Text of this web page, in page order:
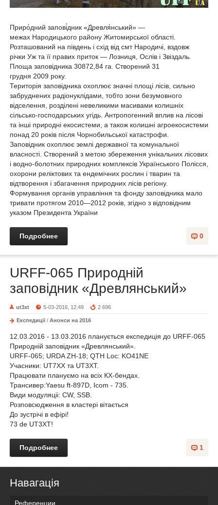
Приро́дний запові́дник «Древля́нський» —
межах Народицького району Житомирської області.
Розташований на південь і схід від смт Народичі, вздовж
річки Уж та її правих приток — Лозниця, Ослів і Звіздаль.
Площа заповідника 30872,84 га. Створений 31
грудня 2009 року.
Територія заповідника охоплює значні площі лісів, сильно
забруднених радіонуклідами, тобто зони безумовного
відселення, розділені невеликими масивами колишніх
сільсько-господарських угідь. Антропогенний вплив на лісові
та інші природні екосистеми, а також колишні агроекосистеми
понад 20 років після Чорнобильської катастрофи.
Заповідник охоплює землі державної та комунальної
власності. Створений з метою збереження унікальних лісових
і водно-болотних природних комплексів Українського Полісся,
охорони реліктових та ендемічних рослин і тварин та
відтворення і збагачення природних лісів регіону.
Формування органів управління та фонду заповідника мало
тривати протягом 2010—2012 років, згідно з відповідним
указом Президента України
0
Подробнее
URFF-065 Природній
заповідник «Древлянський»
ut3xt 5-03-2016, 12:49 2 696
Експедиції/ Анонси на 2016
12.03.2016 - 13.03.2016 планується експедиція до URFF-065
Природній заповідник «Древлянський».
URFF-065; URDA ZH-18; QTH Loc: KO41NE
Учасники: UT7XX та UT3XT.
Працювати плануємо на всіх КХ-бендах.
Трансивер:Yaesu ft-897D, Icom - 735.
Види модуляціі: CW, SSB.
Розповсюдження в кластері вітається
До зустрічі в ефірі!
73 de UT3XT!
1
Подробнее
Навагація
Референции